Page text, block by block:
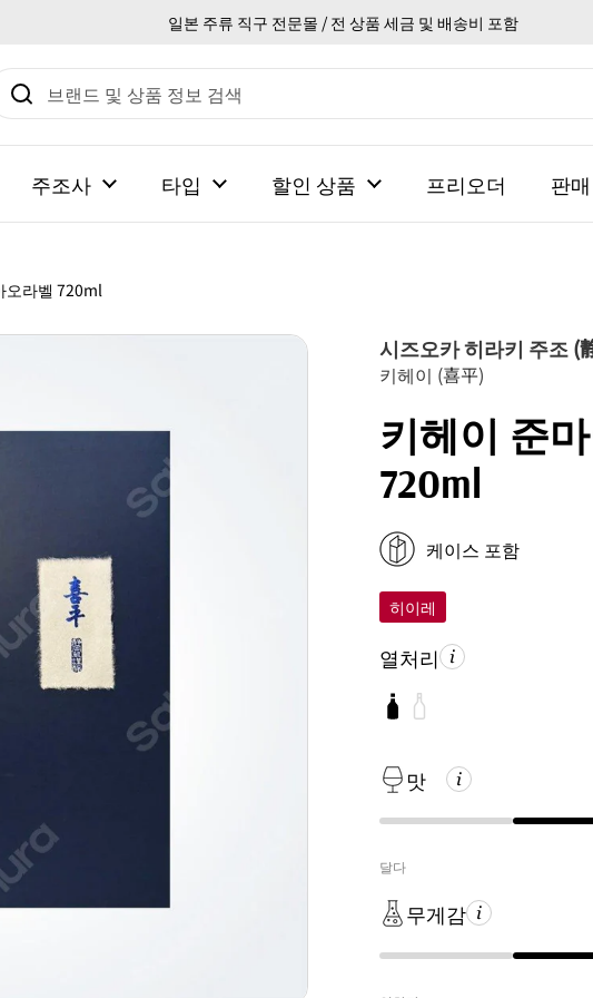
일본 주류 직구 전문몰 / 전 상품 세금 및 배송비 포함
주조사 타입 할인 상품 프리오더 판
오라벨 720ml
시즈오카 히라키 주조 (
키헤이 (喜平)
키헤이 준
720ml
케이스 포함
히이레
열처리
맛
달다
무게감